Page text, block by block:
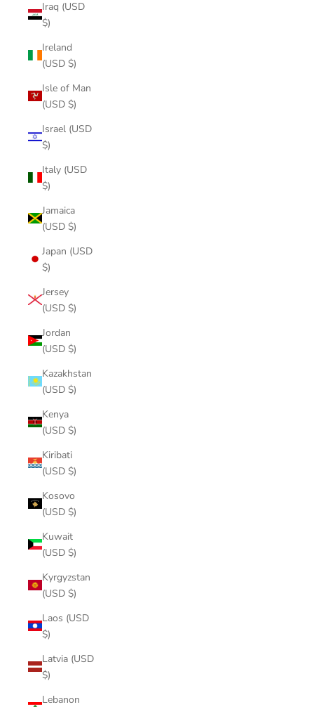
Iraq (USD
$)
Ireland
(USD $)
Isle of Man
(USD $)
Israel (USD
$)
Italy (USD
$)
Jamaica
(USD $)
Japan (USD
$)
Jersey
(USD $)
Jordan
(USD $)
Kazakhstan
(USD $)
Kenya
(USD $)
Kiribati
(USD $)
Kosovo
(USD $)
Kuwait
(USD $)
Kyrgyzstan
(USD $)
Laos (USD
$)
Latvia (USD
$)
Lebanon